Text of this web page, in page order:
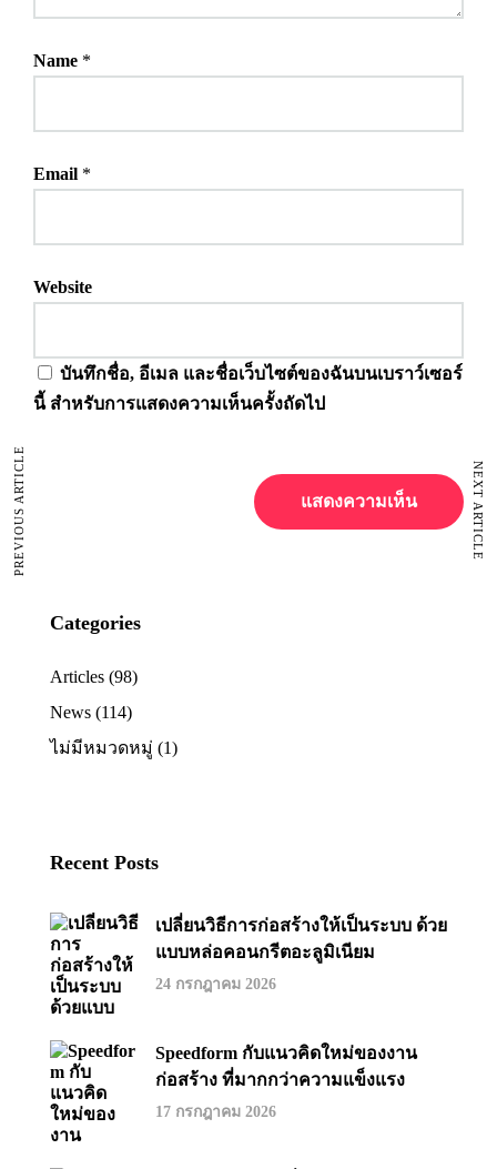
Name *
Email *
Website
บันทึกชื่อ, อีเมล และชื่อเว็บไซต์ของฉันบนเบราว์เซอร์
นี้ สำหรับการแสดงความเห็นครั้งถัดไป
PREVIOUS ARTICLE NEXT ARTICLE
Categories
Articles (98)
News (114)
ไม่มีหมวดหมู่ (1)
Recent Posts
เปลี่ยนวิธีการก่อสร้างให้เป็นระบบ ด้วย
แบบหล่อคอนกรีตอะลูมิเนียม
24 กรกฎาคม 2026
Speedform กับแนวคิดใหม่ของงาน
ก่อสร้าง ที่มากกว่าความแข็งแรง
17 กรกฎาคม 2026